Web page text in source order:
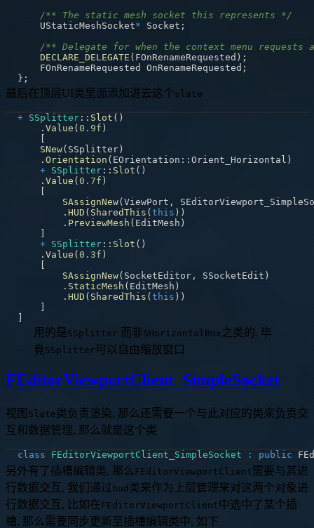
/** The static mesh socket this represents */
    UStaticMeshSocket
* Socket ;
/** Delegate for when the context menu requests
DECLARE_DELEGATE ( FOnRenameRequested ) ;
    FOnRenameRequested OnRenameRequested
;
} ;
最后在顶层UI类里面添加进去这个slate
+ SSplitter :: Slot ( )
. Value ( 0.9f )
SNew( SSplitter )
. Orientation ( EOrientation :: Orient_Horizontal )
+ SSplitter :: Slot ( )
. Value ( 0.7f )
SAssignNew( ViewPort ,
. HUD ( SharedThis ( this ) )
. PreviewMesh ( EditMesh )
+ SSplitter :: Slot ( )
. Value ( 0.3f )
SAssignNew( SocketEditor , SSocketEdit )
. StaticMesh ( EditMesh )
. HUD ( SharedThis ( this ) )
用的是SSplitter 而非SHorizontalBox 之类的, 毕
竟SSplitter可以自由缩放窗口
FEditorViewportClient_SimpleSocket
视图 Slate类负责渲染, 那么还需要一个与此对应的类来负责交
互和数据管理, 那么就是这个类
class FEditorViewportClient_SimpleSocket : public
另外有了插槽编辑类, 那么 FEditorViewportClient需要与其进
行数据交互, 我们通过 hud 类来作为上层管理来对这两个对象进
行数据交互, 比如在FEditorViewportClient中选中了某个插
槽, 那么需要同步更新至插槽编辑类中, 如下